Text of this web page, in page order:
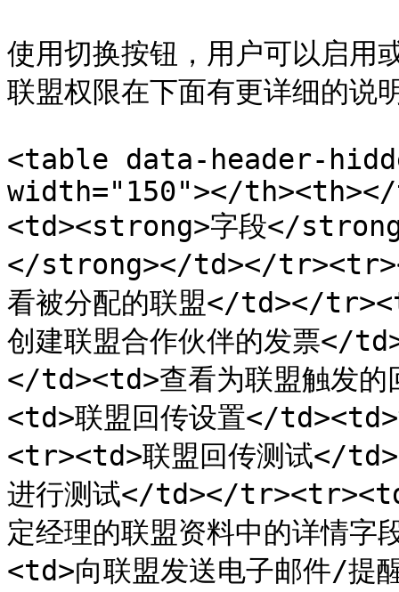
使用切换按钮，用户可以启用
联盟权限在下面有更详细的说
<table data-header-
width="150"></
<td><strong>字段</
</strong></td></
看被分配的联盟</td></
创建联盟合作伙伴的发票</
</td><td>查看为联盟触发
<td>联盟回传设置</
<tr><td>联盟回传测试</
进行测试</td></
定经理的联盟资料中的详
<td>向联盟发送电子邮件/